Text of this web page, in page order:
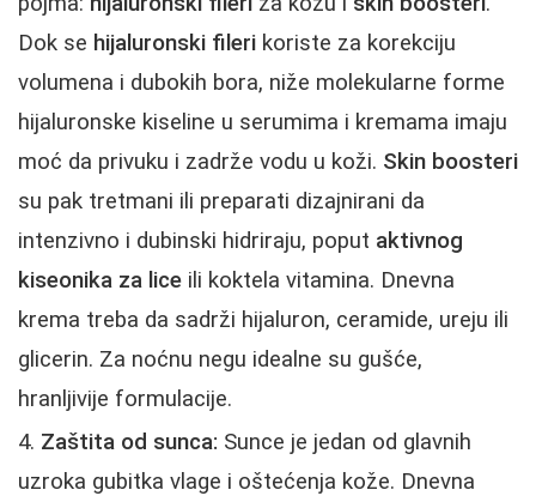
Dok se hijaluronski fileri koriste za korekciju
volumena i dubokih bora, niže molekularne forme
hijaluronske kiseline u serumima i kremama imaju
moć da privuku i zadrže vodu u koži. Skin boosteri
su pak tretmani ili preparati dizajnirani da
intenzivno i dubinski hidriraju, poput aktivnog
kiseonika za lice ili koktela vitamina. Dnevna
krema treba da sadrži hijaluron, ceramide, ureju ili
glicerin. Za noćnu negu idealne su gušće,
hranljivije formulacije.
Zaštita od sunca: Sunce je jedan od glavnih
uzroka gubitka vlage i oštećenja kože. Dnevna